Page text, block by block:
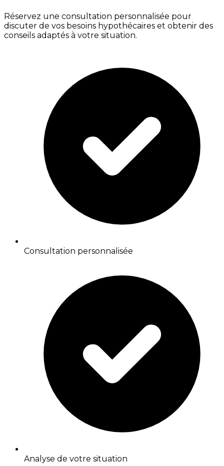
Réservez une consultation personnalisée pour
discuter de vos besoins hypothécaires et obtenir des
conseils adaptés à votre situation.
Consultation personnalisée
Analyse de votre situation